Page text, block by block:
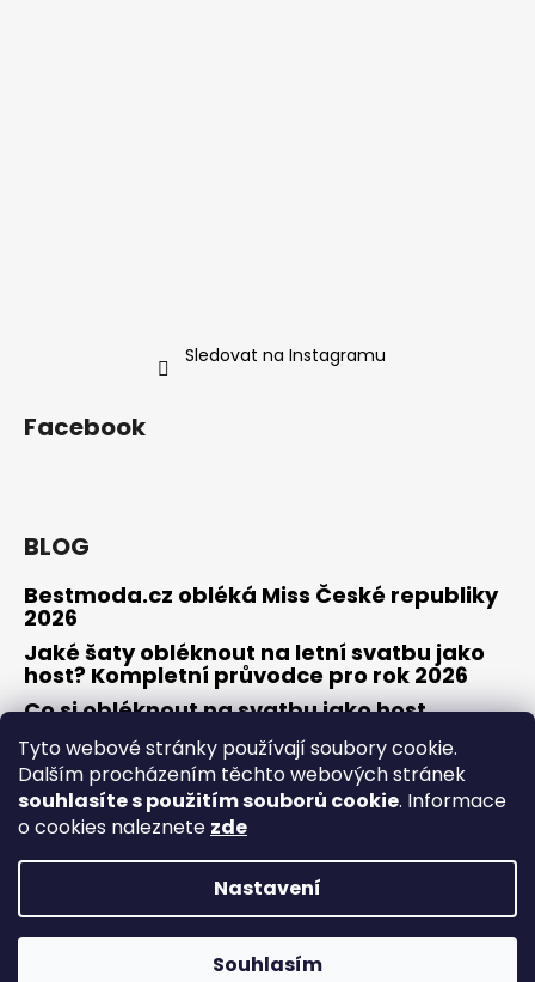
Tyto webové stránky používají soubory cookie.
Dalším procházením těchto webových stránek
souhlasíte s použitím souborů cookie. Informace
o cookies naleznete zde
Nastavení
Souhlasím
20% sleva s kódem bestmoda20 na online objednávky do
Sledovat na Instagramu
Facebook
BLOG
Bestmoda.cz obléká Miss České republiky
2026
Jaké šaty obléknout na letní svatbu jako
host? Kompletní průvodce pro rok 2026
Co si obléknout na svatbu jako host
Osobní konzultace / zkouška šatů
Obchodní podmínky
Odstoupení od smlouvy / reklamace
Copyright 2026Bestmoda. Všechna práva vyhrazena.
Upravit nastavení cookies